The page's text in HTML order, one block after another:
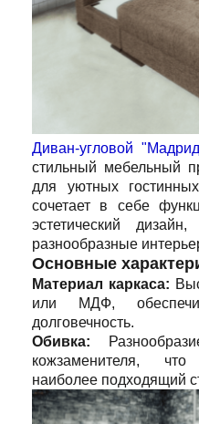
Диван-угловой
стильный мебельный
для уютных
сочетает в себе
эстетический
разнообразные
Основные
Материал каркаса:
или МДФ,
долговечность.
Обивка:
кожзаменителя,
наиболее подходящий